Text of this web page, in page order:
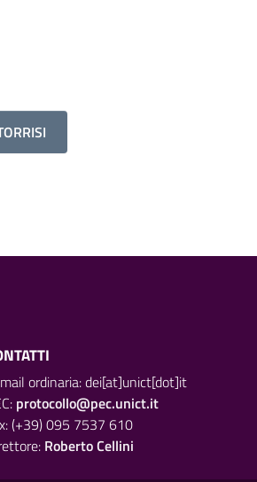
ordinaria: dei[at]unict[dot]it
protocollo@pec.unict.it
(+39) 095 7537 610
Roberto Cellini